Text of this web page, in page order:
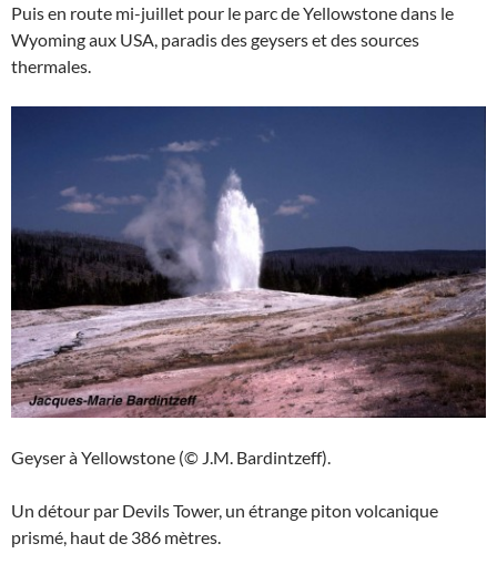
Puis en route mi-juillet pour le parc de Yellowstone dans le
Wyoming aux USA, paradis des geysers et des sources
thermales.
Geyser à Yellowstone (© J.M. Bardintzeff).
Un détour par Devils Tower, un étrange piton volcanique
prismé, haut de 386 mètres.